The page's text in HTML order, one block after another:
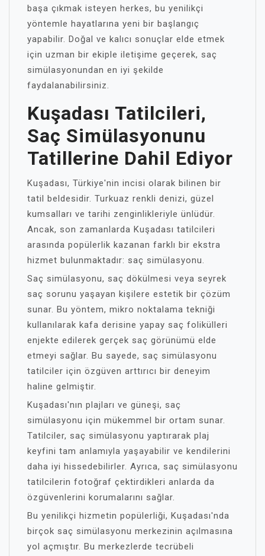
başa çıkmak isteyen herkes, bu yenilikçi
yöntemle hayatlarına yeni bir başlangıç
yapabilir. Doğal ve kalıcı sonuçlar elde etmek
için uzman bir ekiple iletişime geçerek, saç
simülasyonundan en iyi şekilde
faydalanabilirsiniz.
Kuşadası Tatilcileri,
Saç Simülasyonunu
Tatillerine Dahil Ediyor
Kuşadası, Türkiye'nin incisi olarak bilinen bir
tatil beldesidir. Turkuaz renkli denizi, güzel
kumsalları ve tarihi zenginlikleriyle ünlüdür.
Ancak, son zamanlarda Kuşadası tatilcileri
arasında popülerlik kazanan farklı bir ekstra
hizmet bulunmaktadır: saç simülasyonu.
Saç simülasyonu, saç dökülmesi veya seyrek
saç sorunu yaşayan kişilere estetik bir çözüm
sunar. Bu yöntem, mikro noktalama tekniği
kullanılarak kafa derisine yapay saç folikülleri
enjekte edilerek gerçek saç görünümü elde
etmeyi sağlar. Bu sayede, saç simülasyonu
tatilciler için özgüven arttırıcı bir deneyim
haline gelmiştir.
Kuşadası'nın plajları ve güneşi, saç
simülasyonu için mükemmel bir ortam sunar.
Tatilciler, saç simülasyonu yaptırarak plaj
keyfini tam anlamıyla yaşayabilir ve kendilerini
daha iyi hissedebilirler. Ayrıca, saç simülasyonu
tatilcilerin fotoğraf çektirdikleri anlarda da
özgüvenlerini korumalarını sağlar.
Bu yenilikçi hizmetin popülerliği, Kuşadası'nda
birçok saç simülasyonu merkezinin açılmasına
yol açmıştır. Bu merkezlerde tecrübeli